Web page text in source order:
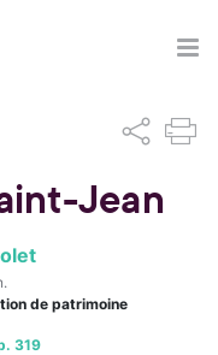
Jean
de patrimoine
319